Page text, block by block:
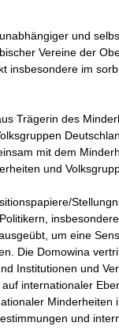
und
Vereine der
insbesondere im
Trägerin des
mit dem
und
um eine
Die Domowina
Institutionen und
internationaler
Minderheiten
und